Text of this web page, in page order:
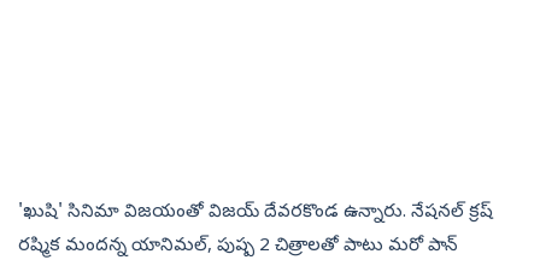
'ఖుషి' సినిమా విజయంతో విజయ్ దేవరకొండ ఉన్నారు. నేషనల్ క్రష్
రష్మిక మందన్న యానిమల్, పుష్ప 2 చిత్రాలతో పాటు మరో పాన్